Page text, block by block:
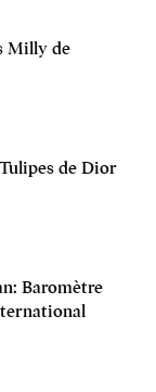
Milly de
de Dior
Baromètre